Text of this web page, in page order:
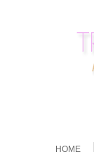
HOME